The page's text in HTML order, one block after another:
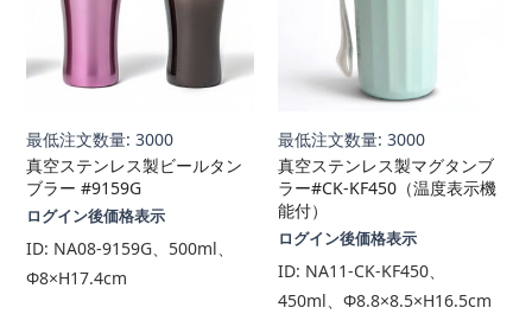
最低注文数量: 3000
真空ステンレス製ビールタン
ブラー #9159G
ログイン後価格表示
ID: NA08-9159G、500ml、
Φ8×H17.4cm
最低注文数量: 3000
真空ステンレス製マグタンブ
ラー#CK-KF450（温度表示機
能付）
ログイン後価格表示
ID: NA11-CK-KF450、
450ml、Φ8.8×8.5×H16.5cm